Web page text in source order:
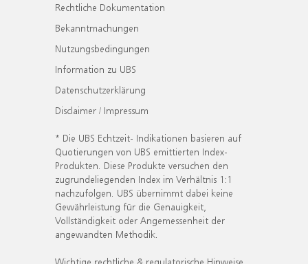
Rechtliche Dokumentation
Bekanntmachungen
Nutzungsbedingungen
Information zu UBS
Datenschutzerklärung
Disclaimer / Impressum
* Die UBS Echtzeit- Indikationen basieren auf
Quotierungen von UBS emittierten Index-
Produkten. Diese Produkte versuchen den
zugrundeliegenden Index im Verhältnis 1:1
nachzufolgen. UBS übernimmt dabei keine
Gewährleistung für die Genauigkeit,
Vollständigkeit oder Angemessenheit der
angewandten Methodik.